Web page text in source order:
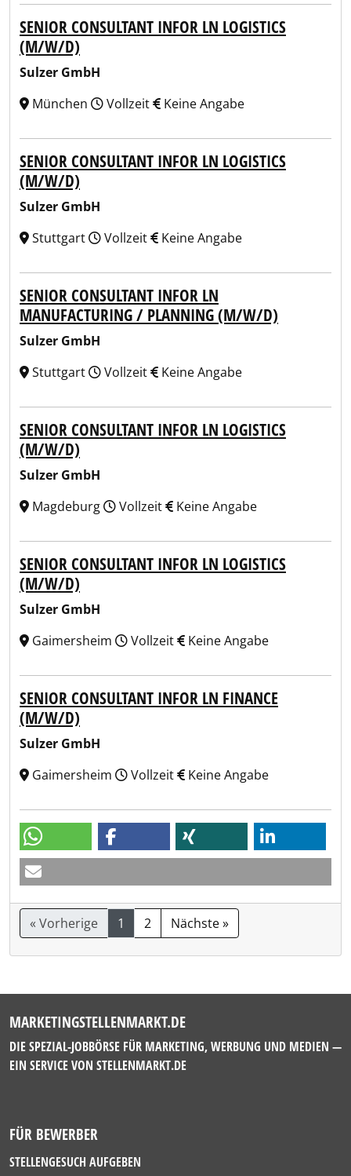
SENIOR CONSULTANT INFOR LN LOGISTICS
(M/W/D)
Sulzer GmbH
München
Vollzeit Keine Angabe
SENIOR CONSULTANT INFOR LN LOGISTICS
(M/W/D)
Sulzer GmbH
Stuttgart
Vollzeit Keine Angabe
SENIOR CONSULTANT INFOR LN
MANUFACTURING / PLANNING (M/W/D)
Sulzer GmbH
Stuttgart
Vollzeit Keine Angabe
SENIOR CONSULTANT INFOR LN LOGISTICS
(M/W/D)
Sulzer GmbH
Magdeburg
Vollzeit Keine Angabe
SENIOR CONSULTANT INFOR LN LOGISTICS
(M/W/D)
Sulzer GmbH
Gaimersheim
Vollzeit Keine Angabe
SENIOR CONSULTANT INFOR LN FINANCE
(M/W/D)
Sulzer GmbH
Gaimersheim
Vollzeit Keine Angabe
« Vorherige 1 2 Nächste »
MARKETINGSTELLENMARKT.DE
DIE SPEZIAL-JOBBÖRSE FÜR MARKETING, WERBUNG UND MEDIEN —
EIN SERVICE VON STELLENMARKT.DE
FÜR BEWERBER
STELLENGESUCH AUFGEBEN